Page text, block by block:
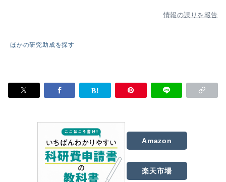
情報の誤りを報告
ほかの研究助成を探す
Amazon
楽天市場